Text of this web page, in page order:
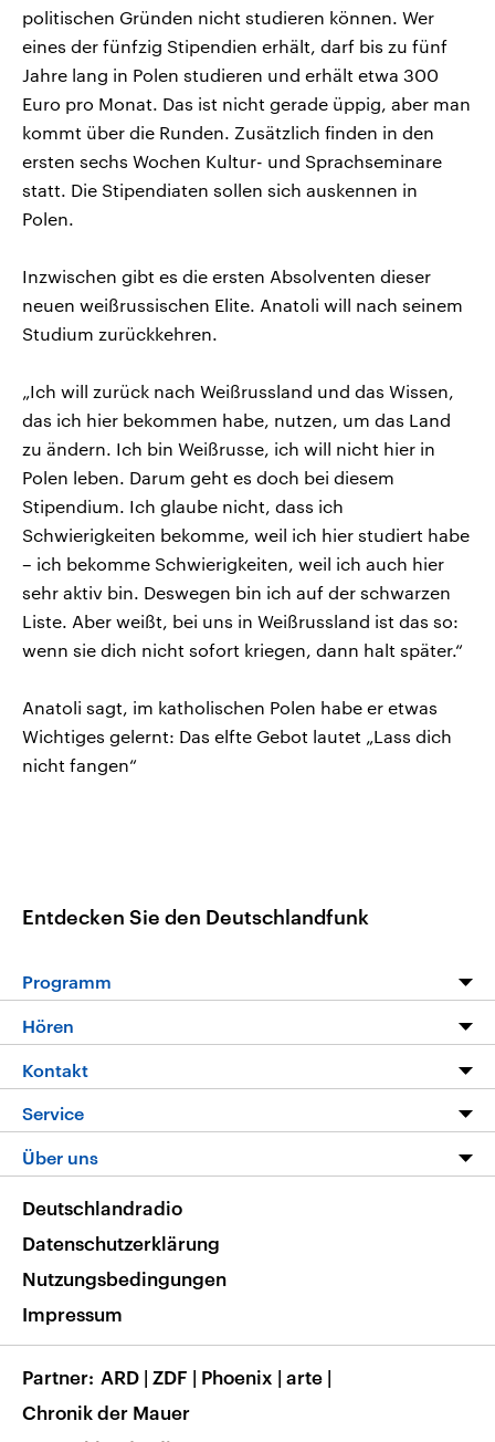
politischen Gründen nicht studieren können. Wer
eines der fünfzig Stipendien erhält, darf bis zu fünf
Jahre lang in Polen studieren und erhält etwa 300
Euro pro Monat. Das ist nicht gerade üppig, aber man
kommt über die Runden. Zusätzlich finden in den
ersten sechs Wochen Kultur- und Sprachseminare
statt. Die Stipendiaten sollen sich auskennen in
Polen.
Inzwischen gibt es die ersten Absolventen dieser
neuen weißrussischen Elite. Anatoli will nach seinem
Studium zurückkehren.
„Ich will zurück nach Weißrussland und das Wissen,
das ich hier bekommen habe, nutzen, um das Land
zu ändern. Ich bin Weißrusse, ich will nicht hier in
Polen leben. Darum geht es doch bei diesem
Stipendium. Ich glaube nicht, dass ich
Schwierigkeiten bekomme, weil ich hier studiert habe
– ich bekomme Schwierigkeiten, weil ich auch hier
sehr aktiv bin. Deswegen bin ich auf der schwarzen
Liste. Aber weißt, bei uns in Weißrussland ist das so:
wenn sie dich nicht sofort kriegen, dann halt später.“
Anatoli sagt, im katholischen Polen habe er etwas
Wichtiges gelernt: Das elfte Gebot lautet „Lass dich
nicht fangen“
Entdecken Sie den Deutschlandfunk
Programm
Die Nachrichten
Nachrichtenleicht
Neue Beiträge auf dlf.de
Hören
Livestream
Podcasts
Deutschlandfunk App
Nachrichten App
Frequenzen
Kontakt
Hörerservice
Service
FAQ
Veranstaltungen
Musikliste
RSS
Über uns
Barrierefreiheit
Deutschlandradio
Datenschutzerklärung
Nutzungsbedingungen
Impressum
Partner ARD | ZDF | Phoenix | arte |
Chronik der Mauer